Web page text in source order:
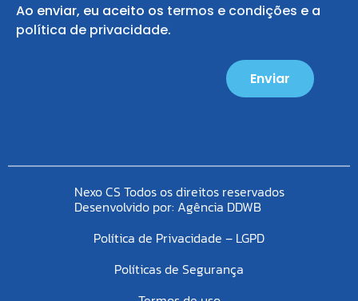
Ao enviar, eu aceito os termos e condições e a
política de privacidade.
Enviar
Nexo CS Todos os direitos reservados
Desenvolvido por: Agência DDWB
Política de Privacidade – LGPD
Políticas de Segurança